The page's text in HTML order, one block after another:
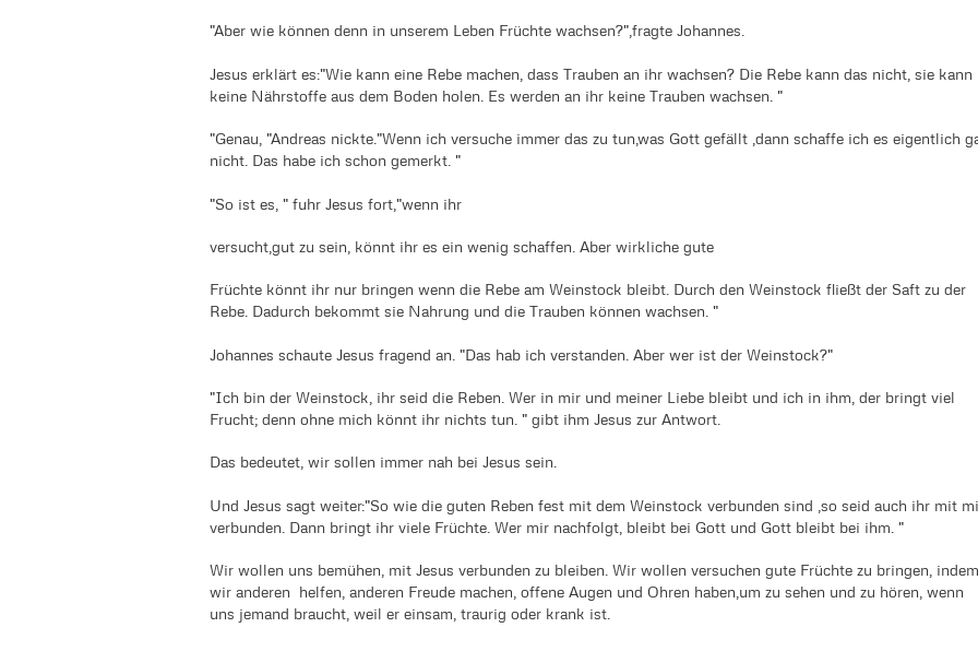
"Aber wie können denn in unserem Leben Früchte wachsen?",fragte Johannes.
Jesus erklärt es:"Wie kann eine Rebe machen, dass Trauben an ihr wachsen? Die Rebe kann das nicht, sie kann
keine Nährstoffe aus dem Boden holen. Es werden an ihr keine Trauben wachsen. "
"Genau, "Andreas nickte."Wenn ich versuche immer das zu tun,was Gott gefällt ,dann schaffe ich es eigentlich
nicht. Das habe ich schon gemerkt. "
"So ist es, " fuhr Jesus fort,"wenn ihr
versucht,gut zu sein, könnt ihr es ein wenig schaffen. Aber wirkliche gute
Früchte könnt ihr nur bringen wenn die Rebe am Weinstock bleibt. Durch den Weinstock fließt der Saft zu der
Rebe. Dadurch bekommt sie Nahrung und die Trauben können wachsen. "
Johannes schaute Jesus fragend an. "Das hab ich verstanden. Aber wer ist der Weinstock?"
"Ich bin der Weinstock, ihr seid die Reben. Wer in mir und meiner Liebe bleibt und ich in ihm, der bringt viel
Frucht; denn ohne mich könnt ihr nichts tun. " gibt ihm Jesus zur Antwort.
Das bedeutet, wir sollen immer nah bei Jesus sein.
Und Jesus sagt weiter:"So wie die guten Reben fest mit dem Weinstock verbunden sind ,so seid auch ihr mit
verbunden. Dann bringt ihr viele Früchte. Wer mir nachfolgt, bleibt bei Gott und Gott bleibt bei ihm. "
Wir wollen uns bemühen, mit Jesus verbunden zu bleiben. Wir wollen versuchen gute Früchte zu bringen, indem
wir anderen helfen, anderen Freude machen, offene Augen und Ohren haben,um zu sehen und zu hören, wenn
uns jemand braucht, weil er einsam, traurig oder krank ist.